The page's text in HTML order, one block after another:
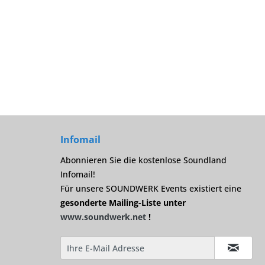
Infomail
Abonnieren Sie die kostenlose Soundland
Infomail!
Für unsere SOUNDWERK Events existiert eine
gesonderte Mailing-Liste unter
www.soundwerk.net !